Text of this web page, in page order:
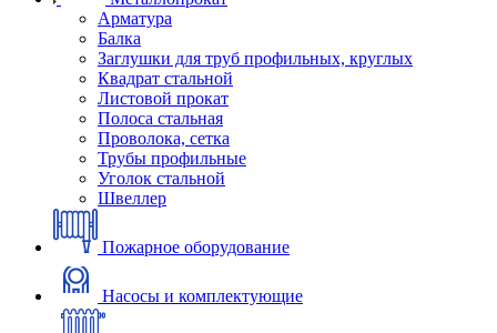
Арматура
Балка
Заглушки для труб профильных, круглых
Квадрат стальной
Листовой прокат
Полоса стальная
Проволока, сетка
Трубы профильные
Уголок стальной
Швеллер
Пожарное оборудование
Насосы и комплектующие